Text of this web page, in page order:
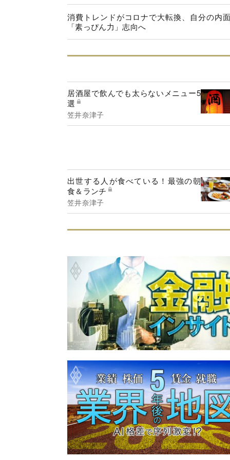
消費トレンドがコロナで大転換、自分の内
「素っぴん力」志向へ
居酒屋で飲んでも太らないメニュー5
選
笠井奈津子
出世する人が食べている！最強の朝
食＆ランチ
笠井奈津子